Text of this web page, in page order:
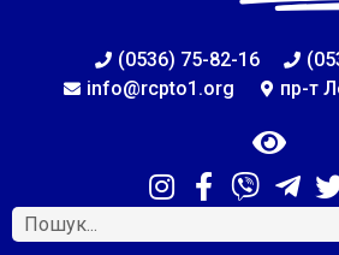
(0536) 75-82-16
info@rcpto1.org
пр-т